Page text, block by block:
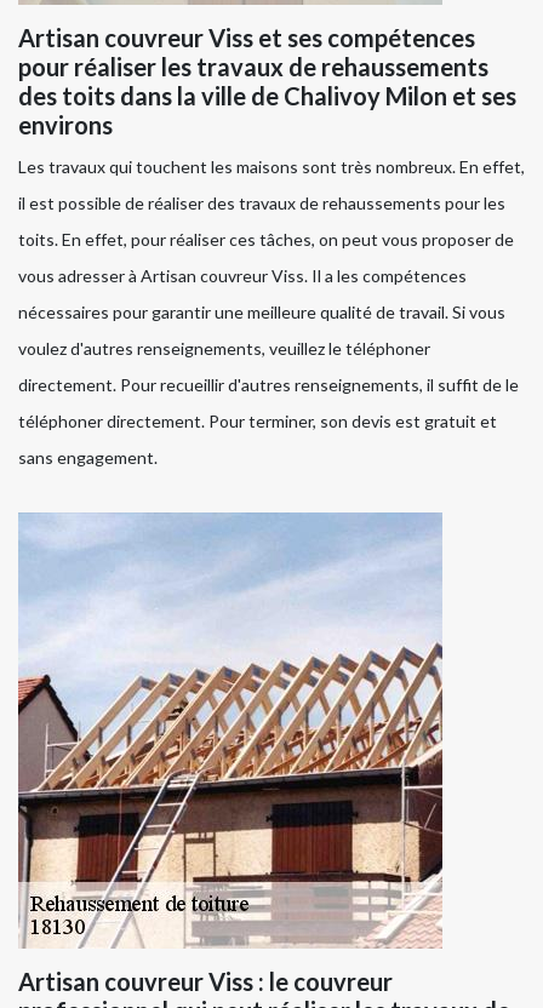
Artisan couvreur Viss et ses compétences
pour réaliser les travaux de rehaussements
des toits dans la ville de Chalivoy Milon et ses
environs
Les travaux qui touchent les maisons sont très nombreux. En effet,
il est possible de réaliser des travaux de rehaussements pour les
toits. En effet, pour réaliser ces tâches, on peut vous proposer de
vous adresser à Artisan couvreur Viss. Il a les compétences
nécessaires pour garantir une meilleure qualité de travail. Si vous
voulez d'autres renseignements, veuillez le téléphoner
directement. Pour recueillir d'autres renseignements, il suffit de le
téléphoner directement. Pour terminer, son devis est gratuit et
sans engagement.
Artisan couvreur Viss : le couvreur